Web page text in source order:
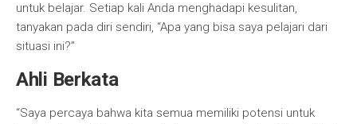
untuk belajar. Setiap kali Anda menghadapi kesulitan,
tanyakan pada diri sendiri, “Apa yang bisa saya pelajari dari
situasi ini?”
Ahli Berkata
“Saya percaya bahwa kita semua memiliki potensi untuk